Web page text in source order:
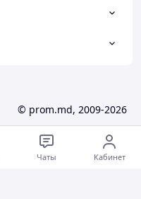
© prom.md, 2009-2026
Чаты Кабинет